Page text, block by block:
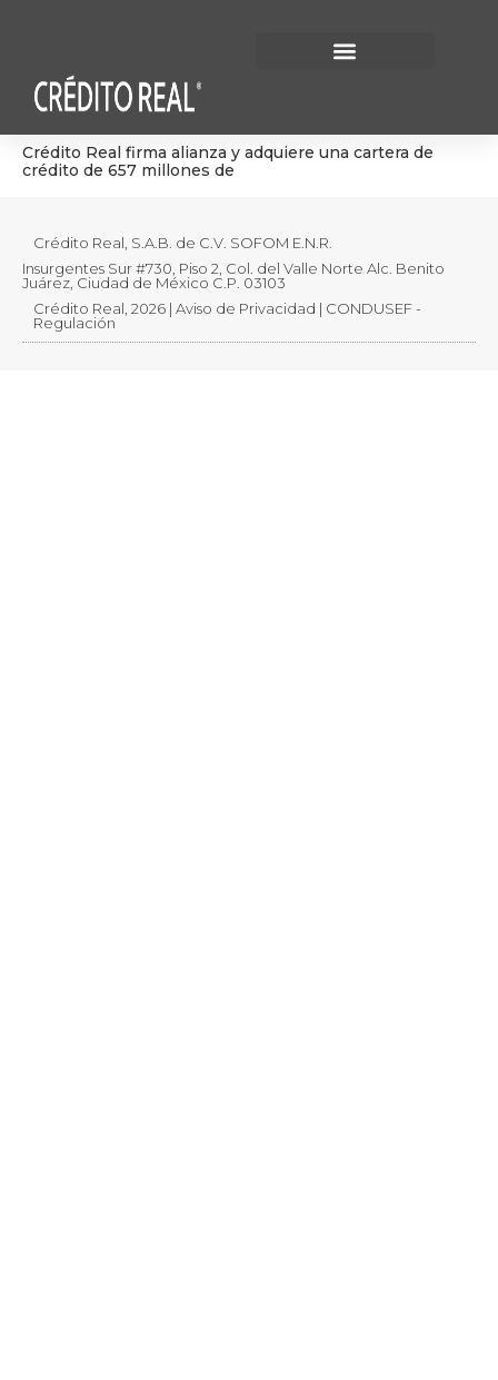
Crédito Real firma alianza y adquiere una cartera de
crédito de 657 millones de
Crédito Real, S.A.B. de C.V. SOFOM E.N.R.
Insurgentes Sur #730, Piso 2, Col. del Valle Norte Alc. Benito
Juárez, Ciudad de México C.P. 03103
Crédito Real, 2026 | Aviso de Privacidad | CONDUSEF -
Regulación